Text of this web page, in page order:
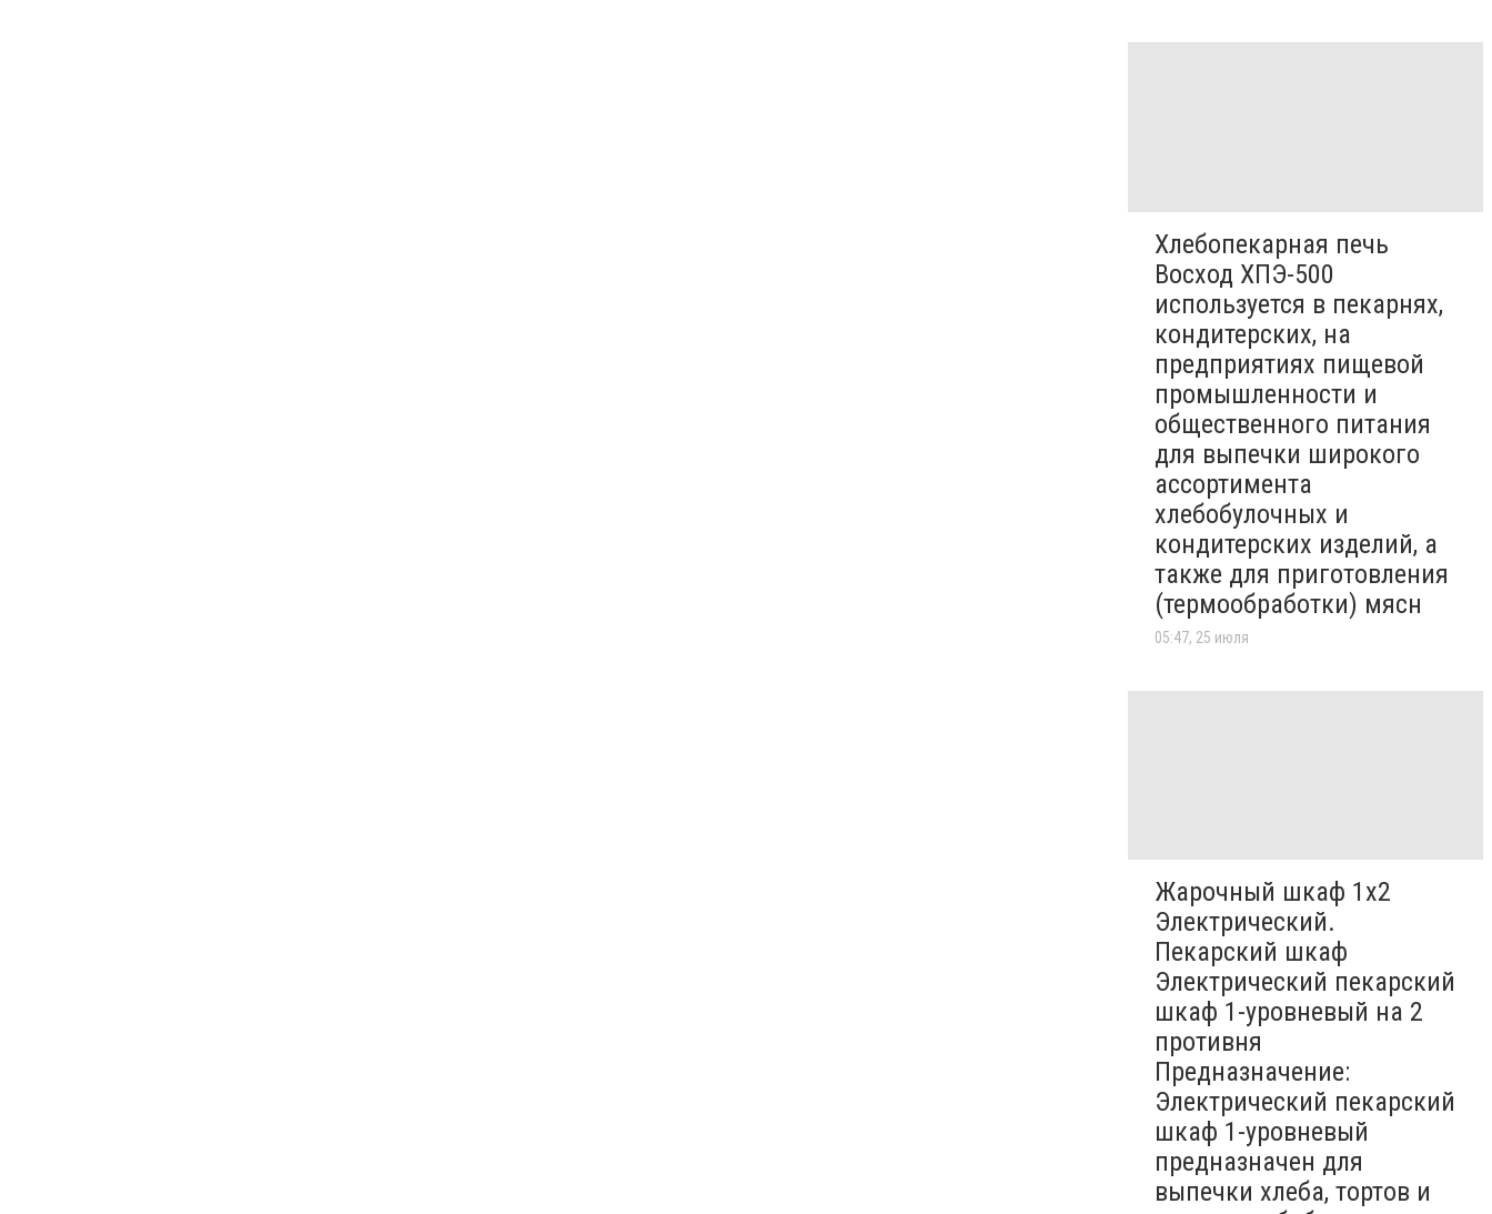
Хлебопекарная печь
Восход ХПЭ-500
используется в пекарнях,
кондитерских, на
предприятиях пищевой
промышленности и
общественного питания
для выпечки широкого
ассортимента
хлебобулочных и
кондитерских изделий, а
также для приготовления
(термообработки) мясн
05:47, 25 июля
Жарочный шкаф 1х2
Электрический.
Пекарский шкаф
Электрический пекарский
шкаф 1-уровневый на 2
противня
Предназначение:
Электрический пекарский
шкаф 1-уровневый
предназначен для
выпечки хлеба, тортов и